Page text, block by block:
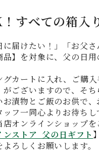
！すべての箱入
に届けたい！」「お父
】を対象に、父の日
カートに入れ、ご購入
ございますので、そ
漬物とご飯のお供で
フ一同心よりお待ちし
オンラインショップを
ンストア 父の日ギフト】
ろしくお願いします。